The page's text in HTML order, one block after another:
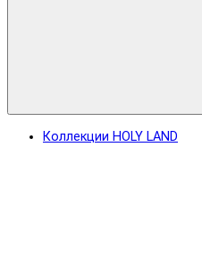
Коллекции HOLY LAND